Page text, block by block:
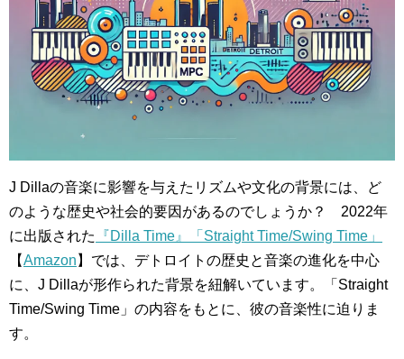
J Dillaの音楽に影響を与えたリズムや文化の背景には、ど
のような歴史や社会的要因があるのでしょうか？ 2022年
に出版された
『Dilla Time』「Straight Time/Swing Time」
【Amazon 】では、デトロイトの歴史と音楽の進化を中心
に、J Dillaが形作られた背景を紐解いています。「Straight
Time/Swing Time」の内容をもとに、彼の音楽性に迫りま
す。